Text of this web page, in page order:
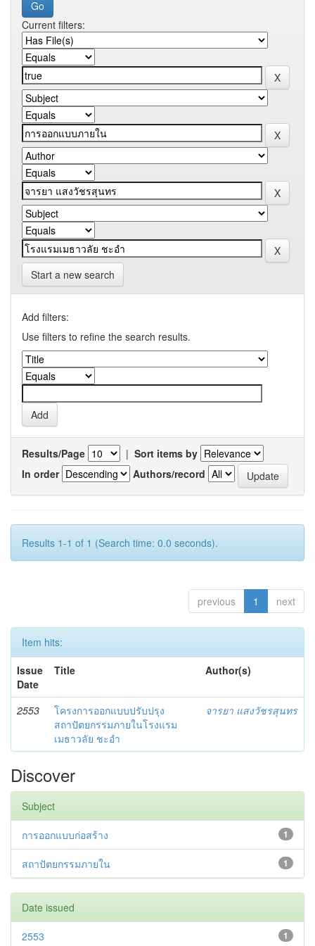
Current filters:
Start a new search
Add filters:
Use filters to refine the search results.
Results/Page | Sort items by
In order
Authors/record
Results 1-1 of 1 (Search time: 0.0 seconds).
previous 1 next
Item hits:
Issue
Date
Title Author(s)
2553
โครงการออกแบบปรับปรุง
สถาปัตยกรรมภายในโรงแรม
เมธาวลัย ชะอำ
จารยา แสงวัชรสุนทร
Discover
Subject
1
การออกแบบก่อสร้าง
1
สถาปัตยกรรมภายใน
Date issued
1
2553